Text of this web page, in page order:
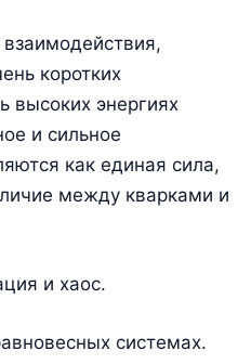
коротких
высоких энергиях
и сильное
как единая сила,
между кварками и
и хаос.
системах.